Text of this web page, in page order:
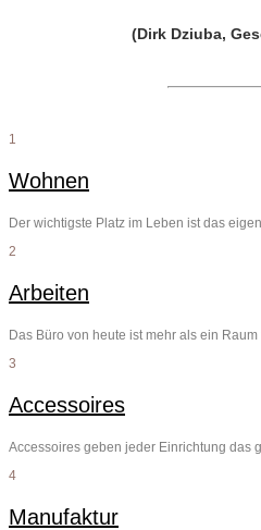
(Dirk Dziuba,
1
Wohnen
Der wichtigste Platz im Leben ist das
2
Arbeiten
Das Büro von heute ist mehr als ein
3
Accessoires
Accessoires geben jeder Einrichtung das
4
Manufaktur